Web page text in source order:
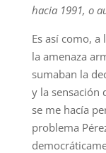
hacia 1991, o
Es así como,
la amenaza
sumaban la
y la sensación
se me hacía
problema